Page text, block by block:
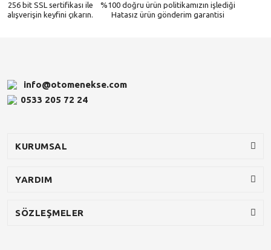
256 bit SSL sertifikası ile
alışverişin keyfini çıkarın.
%100 doğru ürün politikamızın işlediği
Hatasız ürün gönderim garantisi
info@otomenekse.com
0533 205 72 24
KURUMSAL
YARDIM
SÖZLEŞMELER